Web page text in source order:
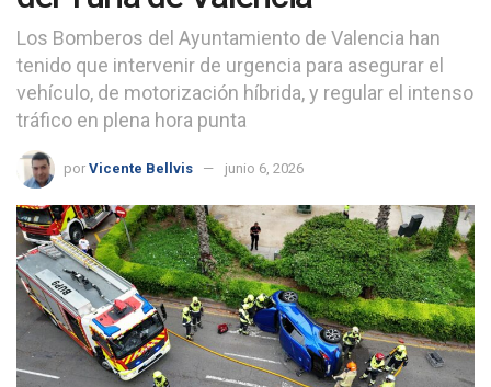
Los Bomberos del Ayuntamiento de Valencia han
tenido que intervenir de urgencia para asegurar el
vehículo, de motorización híbrida, y regular el intenso
tráfico en plena hora punta
por Vicente Bellvis junio 6, 2026